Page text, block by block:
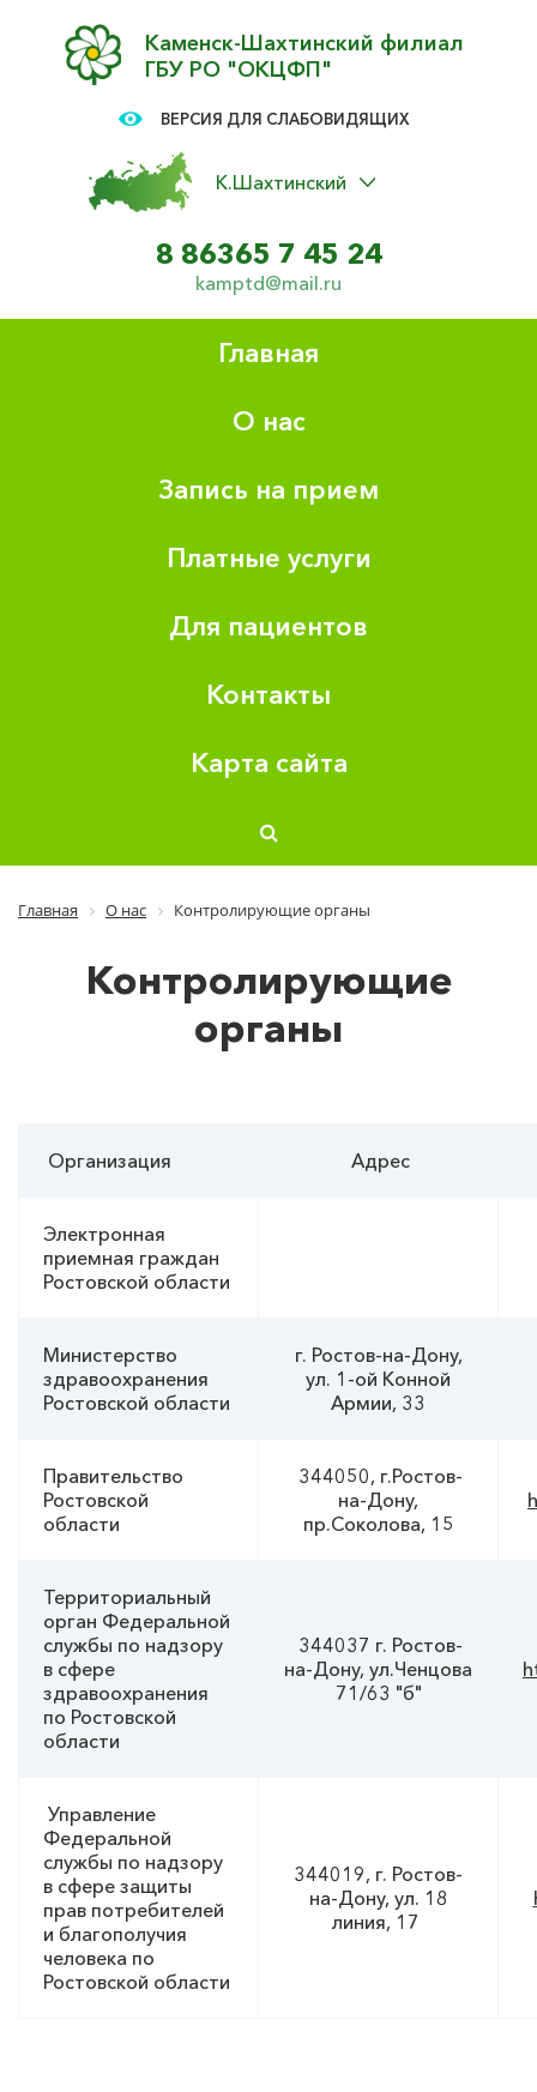
Каменск-Шахтинский филиал
ГБУ РО "ОКЦФП"
ВЕРСИЯ ДЛЯ СЛАБОВИДЯЩИХ
К.Шахтинский
8 86365 7 45 24
kamptd@mail.ru
Главная
О нас
Запись на прием
Платные услуги
Для пациентов
Контакты
Карта сайта
Главная О нас Контролирующие органы
Контролирующие
органы
Организация Адрес
Электронная
приемная граждан
Ростовской области
Министерство
здравоохранения
Ростовской области
г. Ростов-на-Дону,
ул. 1-ой Конной
Армии, 33
Правительство
Ростовской
области
344050, г.Ростов-
на-Дону,
пр.Соколова, 15
Территориальный
орган Федеральной
службы по надзору
в сфере
здравоохранения
по Ростовской
области
344037 г. Ростов-
на-Дону, ул.Ченцова
71/63 "б"
Управление
Федеральной
службы по надзору
в сфере защиты
прав потребителей
и благополучия
человека по
Ростовской области
344019, г. Ростов-
на-Дону, ул. 18
линия, 17